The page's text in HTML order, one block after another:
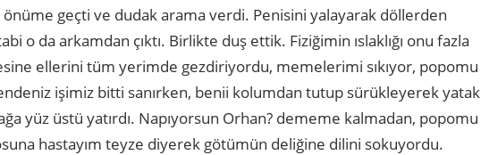
önüme geçti ve dudak arama verdi. Penisini yalayarak döllerden
o da arkamdan çıktı. Birlikte duş ettik. Fiziğimin ıslaklığı onu fazla
ellerini tüm yerimde gezdiriyordu, memelerimi sıkıyor, popomu
işimiz bitti sanırken, benii kolumdan tutup sürükleyerek yatak
yüz üstü yatırdı. Napıyorsun Orhan? dememe kalmadan, popomu
hastayım teyze diyerek götümün deliğine dilini sokuyordu.